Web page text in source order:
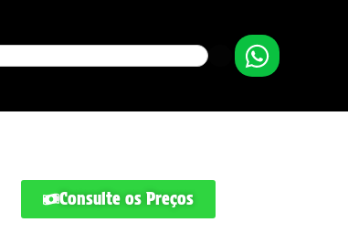
Consulte os Preços